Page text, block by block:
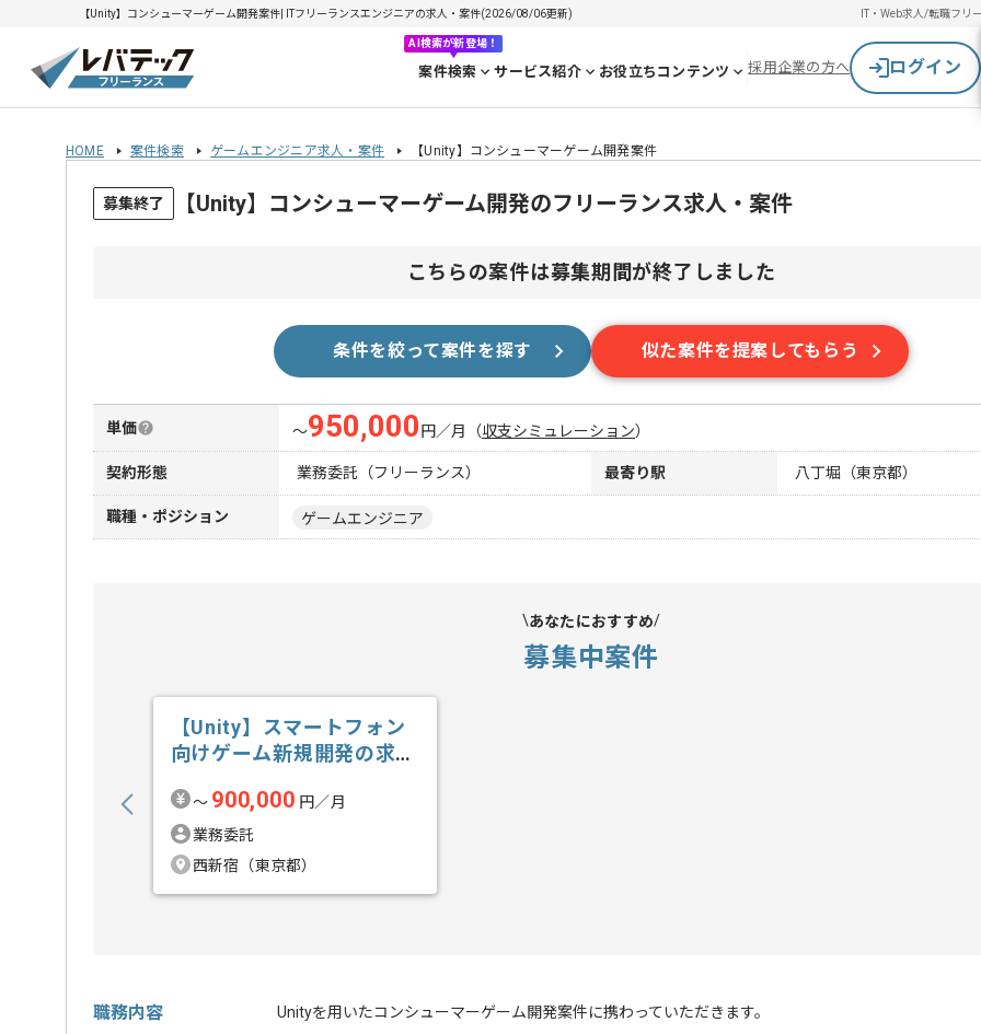
【Unity】コンシューマーゲーム開発案件| ITフリーランスエンジニアの求人・案件(2026/08/06更新) IT・Web求人/転職フリ
AI検索が新登場！
案件検索 サービス紹介 お役立ちコンテンツ 採用企業の方へ ログイン
HOME 案件検索 ゲームエンジニア求人・案件 【Unity】コンシューマーゲーム開発案件
募集終了 【Unity】コンシューマーゲーム開発のフリーランス求人・案件
こちらの案件は募集期間が終了しました
条件を絞って案件を探す 似た案件を提案してもらう
単価 〜950,000 円／月 （収支シミュレーション）
契約形態 業務委託（フリーランス） 最寄り駅 八丁堀（東京都）
職種・ポジション ゲームエンジニア
あなたにおすすめ
募集中案件
【Unity】スマートフォン
向けゲーム新規開発の求
〜 900,000 円／月
業務委託
西新宿（東京都）
職務内容 Unityを用いたコンシューマーゲーム開発案件に携わっていただきます。